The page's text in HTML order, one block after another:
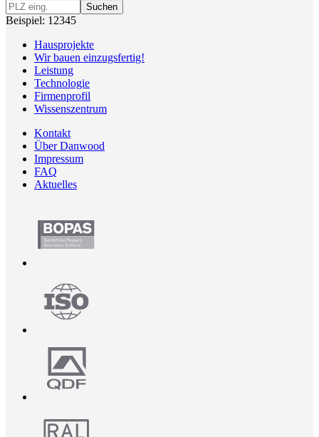
Suchen
Beispiel: 12345
Hausprojekte
Wir bauen einzugsfertig!
Leistung
Technologie
Firmenprofil
Wissenszentrum
Kontakt
Über Danwood
Impressum
FAQ
Aktuelles